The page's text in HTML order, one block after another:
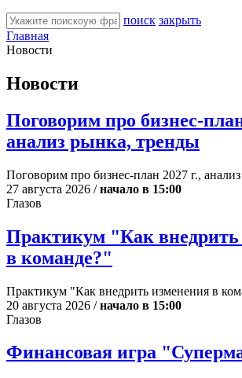
поиск закрыть
Главная
Новости
Новости
Поговорим про бизнес-
анализ рынка, тренды
Поговорим про бизнес-план 2027 г.,
27 августа 2026 /начало в 15:00
Глазов
Практикум "Как внедрить
в команде?"
Практикум "Как внедрить изменения в
20 августа 2026 /начало в 15:00
Глазов
Финансовая игра